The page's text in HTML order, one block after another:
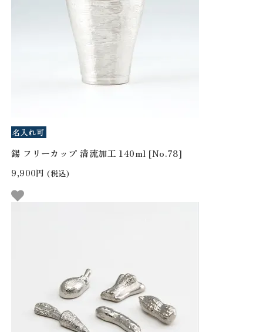
錫 フリーカップ 清流加工 140ml [No.78]
9,900円 (税込)